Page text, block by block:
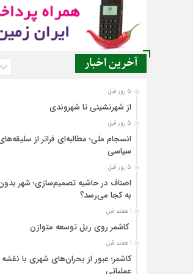
آخرین اخبار
5 روز قبل
از شهرنشینی تا شهروندی
5 روز قبل
انسجام ملی؛ مطالبه‌ای فراتر از
سیاسی
5 روز قبل
اصناف در حاشیه تصمیم‌سازی؛ شهر بدون
به کجا می‌رسد؟
1 هفته قبل
کاشمر روی ریل توسعه متوازن
1 هفته قبل
کاشمر؛ عبور از بحران‌های شهری با نقشه
عملیاتی